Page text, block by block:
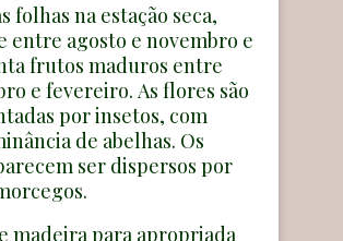
folhas na estação seca,
entre agosto e novembro e
frutos maduros entre
e fevereiro. As flores são
por insetos, com
de abelhas. Os
ser dispersos por
madeira para apropriada